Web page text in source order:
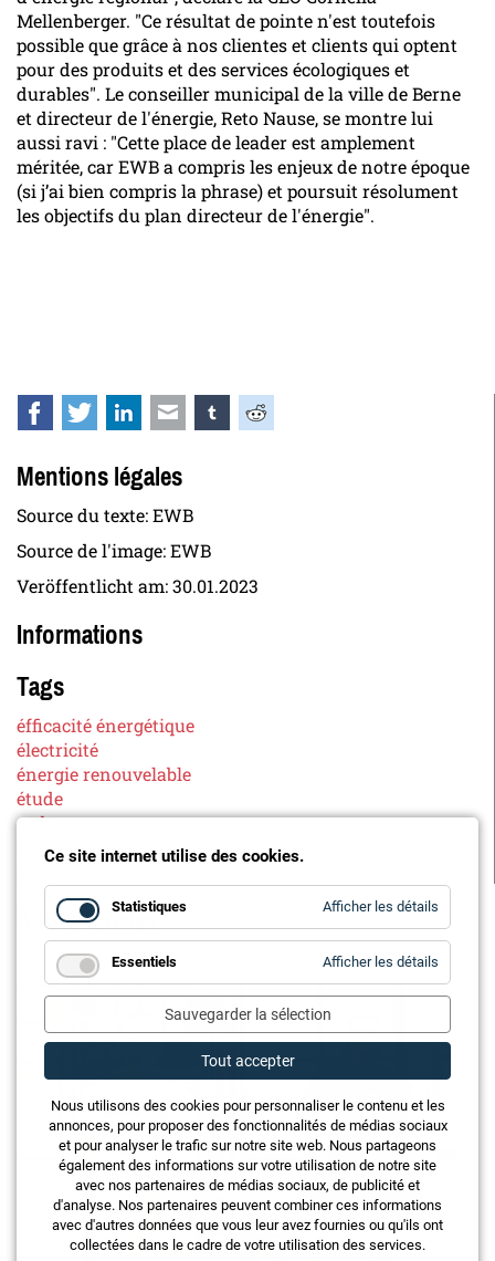
Mellenberger. "Ce résultat de pointe n'est toutefois
possible que grâce à nos clientes et clients qui optent
pour des produits et des services écologiques et
durables". Le conseiller municipal de la ville de Berne
et directeur de l'énergie, Reto Nause, se montre lui
aussi ravi : "Cette place de leader est amplement
méritée, car EWB a compris les enjeux de notre époque
(si j’ai bien compris la phrase) et poursuit résolument
les objectifs du plan directeur de l'énergie".
Facebook
TwitterLinkedInE-mail tumblrReddit
Mentions légales
Source du texte: EWB
Source de l'image: EWB
Veröffentlicht am:30.01.2023
Informations
Tags
éfficacité énergétique
électricité
énergie renouvelable
étude
ewb
fournisseurs d'énergie
Autres articles
Ce site internet utilise des cookies.
Statistiques Afficher les détails
Essentiels Afficher les détails
Sauvegarder la sélection
Tout accepter
Nous utilisons des cookies pour personnaliser le contenu et les
annonces, pour proposer des fonctionnalités de médias sociaux
et pour analyser le trafic sur notre site web. Nous partageons
également des informations sur votre utilisation de notre site
avec nos partenaires de médias sociaux, de publicité et
d'analyse. Nos partenaires peuvent combiner ces informations
avec d'autres données que vous leur avez fournies ou qu'ils ont
collectées dans le cadre de votre utilisation des services.